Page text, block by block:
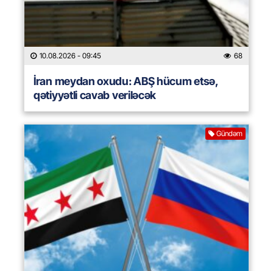
10.08.2026 - 09:45 68
İran meydan oxudu: ABŞ hücum etsə,
qətiyyətli cavab veriləcək
Gündəm